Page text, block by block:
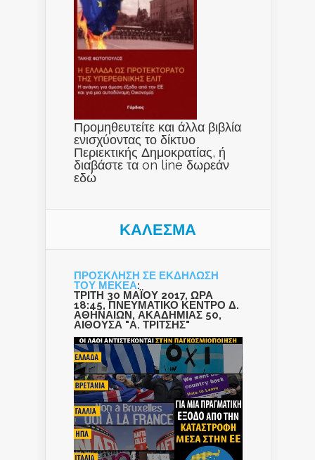
Προμηθευτείτε και άλλα βιβλία
ενισχύοντας το δίκτυο
Περιεκτικής Δημοκρατίας, ή
διαβάστε τα on line δωρεάν
εδώ
ΚΑΛΕΣΜΑ
ΠΡΟΣΚΛΗΣΗ ΣΕ ΕΚΔΗΛΩΣΗ
ΤΟΥ ΜΕΚΕΑ:
ΤΡΙΤΗ 30 ΜΑΪΟΥ 2017, ΩΡΑ
18:45, ΠΝΕΥΜΑΤΙΚΟ ΚΕΝΤΡΟ Δ.
ΑΘΗΝΑΙΩΝ, ΑΚΑΔΗΜΙΑΣ 50,
ΑΙΘΟΥΣΑ "Α. ΤΡΙΤΣΗΣ"